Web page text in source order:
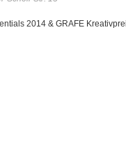
2014 & GRAFE